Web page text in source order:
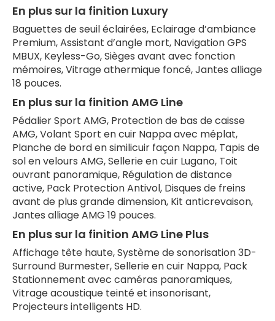
En plus sur la finition Luxury
Baguettes de seuil éclairées, Eclairage d’ambiance
Premium, Assistant d’angle mort, Navigation GPS
MBUX, Keyless-Go, Sièges avant avec fonction
mémoires, Vitrage athermique foncé, Jantes alliage
18 pouces.
En plus sur la finition AMG Line
Pédalier Sport AMG, Protection de bas de caisse
AMG, Volant Sport en cuir Nappa avec méplat,
Planche de bord en similicuir façon Nappa, Tapis de
sol en velours AMG, Sellerie en cuir Lugano, Toit
ouvrant panoramique, Régulation de distance
active, Pack Protection Antivol, Disques de freins
avant de plus grande dimension, Kit anticrevaison,
Jantes alliage AMG 19 pouces.
En plus sur la finition AMG Line Plus
Affichage tête haute, Système de sonorisation 3D-
Surround Burmester, Sellerie en cuir Nappa, Pack
Stationnement avec caméras panoramiques,
Vitrage acoustique teinté et insonorisant,
Projecteurs intelligents HD.